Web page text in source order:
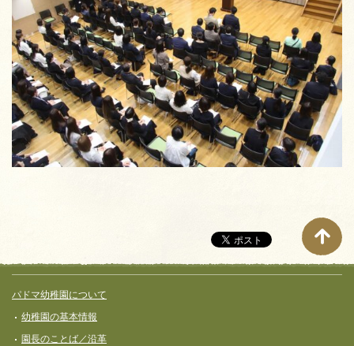
フッターコンテンツ
パドマ幼稚園について
幼稚園の基本情報
園長のことば／沿革